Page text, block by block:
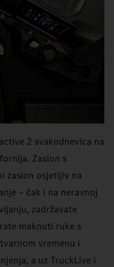
2 svakodnevica na
Zaslon s
zaslon osjetljiv na
– čak i na neravnoj
zadržavate
maknuti ruke s
vremenu i
a uz TruckLive i